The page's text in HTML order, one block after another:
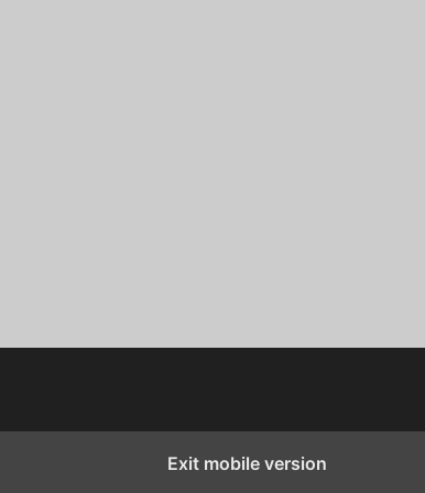
Exit mobile version